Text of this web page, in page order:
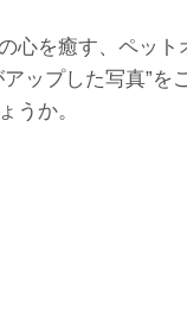
心を癒す、ペット
ップした写真”を
うか。